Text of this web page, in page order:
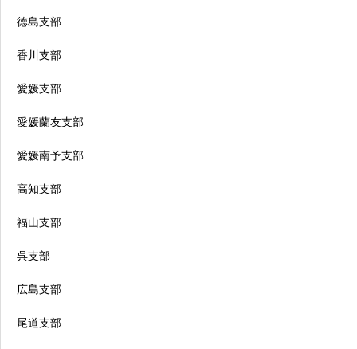
徳島支部
香川支部
愛媛支部
愛媛蘭友支部
愛媛南予支部
高知支部
福山支部
呉支部
広島支部
尾道支部